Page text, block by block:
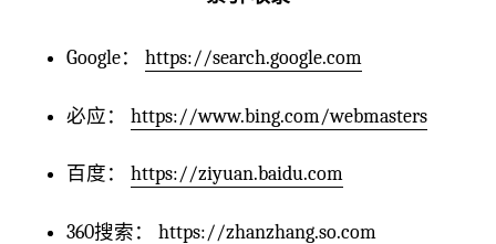
Google： https://search.google.com
必应： https://www.bing.com/webmasters
百度： https://ziyuan.baidu.com
360搜索： https://zhanzhang.so.com